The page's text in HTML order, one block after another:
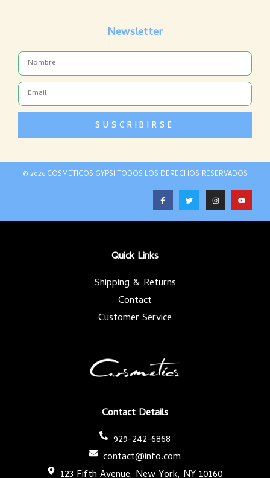
Newsletter
Name
Email
SUSCRIBIRSE
© 2026 COSMETICOS GYPSI TODOS LOS DERECHOS RESERVADOS
F
a
c
b
T
w
i
t
I
n
s
a
Y
o
u
u
Contact Details
929-242-6868
contact@info.com
Quick Links
Shipping & Returns
Contact
Customer Service